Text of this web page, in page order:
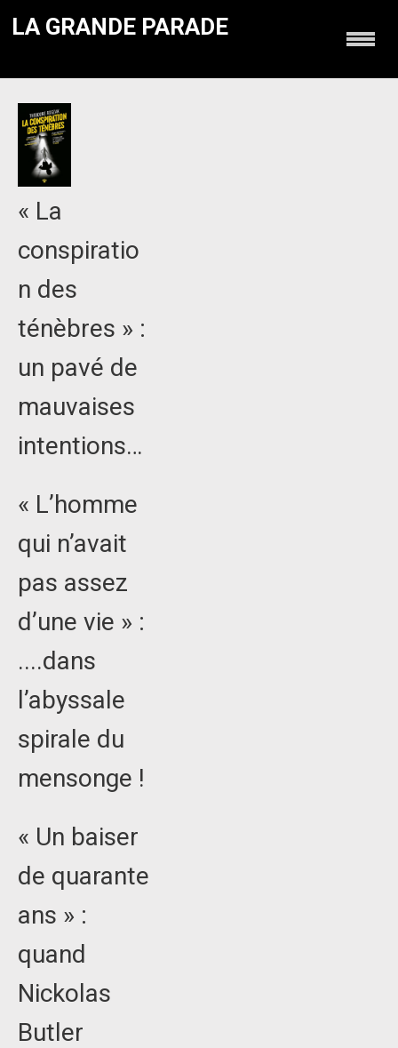
LA GRANDE PARADE
« La
conspiratio
n des
ténèbres » :
un pavé de
mauvaises
intentions…
« L’homme
qui n’avait
pas assez
d’une vie » :
....dans
l’abyssale
spirale du
mensonge !
« Un baiser
de quarante
ans » :
quand
Nickolas
Butler